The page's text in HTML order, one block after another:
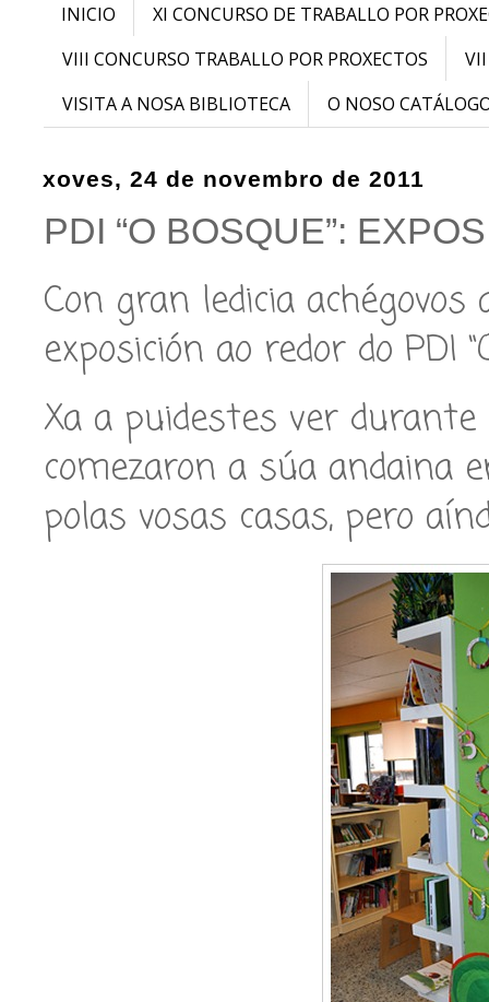
INICIO
XI CONCURSO DE TRABALLO POR
VIII CONCURSO TRABALLO POR PROXECTOS
VISITA A NOSA BIBLIOTECA
O NOSO
xoves, 24 de novembro de 2011
PDI “O BOSQUE”:
Con gran ledicia
exposición ao redor do PDI
Xa a puidestes ver
comezaron a súa andaina
polas vosas casas, pero